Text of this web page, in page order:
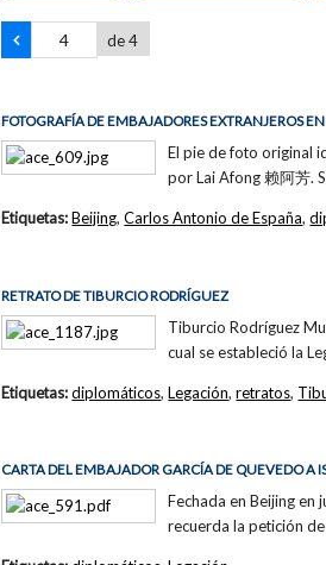
de 4
FOTOGRAFÍA DE EMBAJADORES EXTRANJEROS
El pie de foto original
por Lai Afong 赖阿芳.
Etiquetas:Beijing,Carlos Antonio de España,
RETRATO DE TIBURCIO RODRÍGUEZ
Tiburcio Rodríguez
cual se estableció la
Etiquetas:diplomáticos,Legación,retratos,
CARTA DEL EMBAJADOR GARCÍA DE QUEVEDO A
Fechada en Beijing
recuerda la petición